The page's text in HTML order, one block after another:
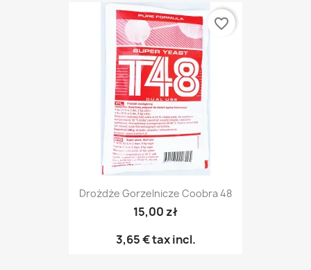
Drożdże Gorzelnicze Coobra 48
15,00 zł
3,65 €tax incl.
favorite_border